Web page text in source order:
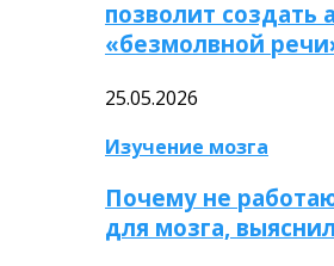
позволит создать
«безмолвной
25.05.2026
Изучение мозга
Почему не
для мозга,